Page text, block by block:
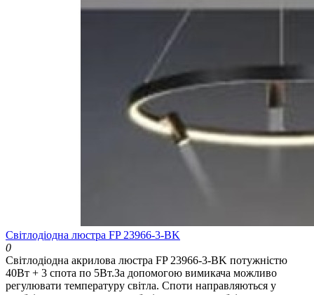
Світлодіодна люстра FP 23966-3-BK
0
Світлодіодна акрилова люстра FP 23966-3-BK потужністю
40Вт + 3 спота по 5Вт.За допомогою вимикача можливо
регулювати температуру світла. Споти направляються у